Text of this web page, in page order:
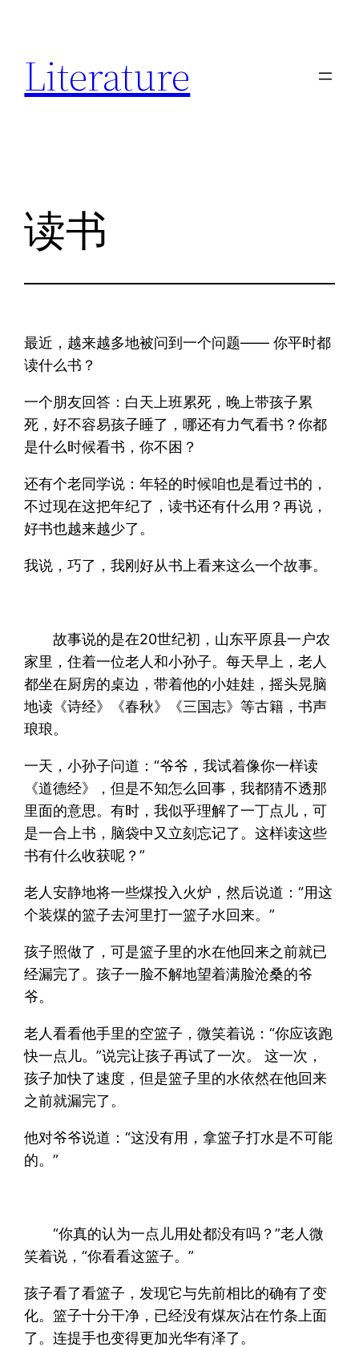
Literature
读书
最近，越来越多地被问到一个问题—— 你平时都
读什么书？
一个朋友回答：白天上班累死，晚上带孩子累
死，好不容易孩子睡了，哪还有力气看书？你都
是什么时候看书，你不困？
还有个老同学说：年轻的时候咱也是看过书的，
不过现在这把年纪了，读书还有什么用？再说，
好书也越来越少了。
我说，巧了，我刚好从书上看来这么一个故事。
故事说的是在20世纪初，山东平原县一户农
家里，住着一位老人和小孙子。每天早上，老人
都坐在厨房的桌边，带着他的小娃娃，摇头晃脑
地读《诗经》《春秋》《三国志》等古籍，书声
琅琅。
一天，小孙子问道：“爷爷，我试着像你一样读
《道德经》，但是不知怎么回事，我都猜不透那
里面的意思。有时，我似乎理解了一丁点儿，可
是一合上书，脑袋中又立刻忘记了。这样读这些
书有什么收获呢？”
老人安静地将一些煤投入火炉，然后说道：“用这
个装煤的篮子去河里打一篮子水回来。”
孩子照做了，可是篮子里的水在他回来之前就已
经漏完了。孩子一脸不解地望着满脸沧桑的爷
爷。
老人看看他手里的空篮子，微笑着说：“你应该跑
快一点儿。”说完让孩子再试了一次。 这一次，
孩子加快了速度，但是篮子里的水依然在他回来
之前就漏完了。
他对爷爷说道：“这没有用，拿篮子打水是不可能
的。”
“你真的认为一点儿用处都没有吗？”老人微
笑着说，“你看看这篮子。”
孩子看了看篮子，发现它与先前相比的确有了变
化。篮子十分干净，已经没有煤灰沾在竹条上面
了。连提手也变得更加光华有泽了。